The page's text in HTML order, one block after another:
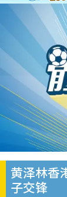
黄泽林香
子交锋